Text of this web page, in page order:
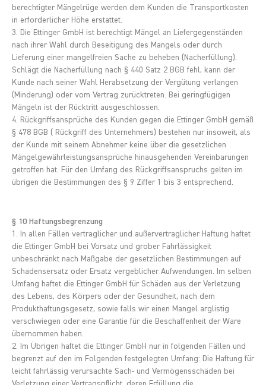
berechtigter Mängelrüge werden dem Kunden die Transportkosten
in erforderlicher Höhe erstattet.
3. Die Ettinger GmbH ist berechtigt Mängel an Liefergegenständen
nach ihrer Wahl durch Beseitigung des Mangels oder durch
Lieferung einer mangelfreien Sache zu beheben (Nacherfüllung).
Schlägt die Nacherfüllung nach § 440 Satz 2 BGB fehl, kann der
Kunde nach seiner Wahl Herabsetzung der Vergütung verlangen
(Minderung) oder vom Vertrag zurücktreten. Bei geringfügigen
Mängeln ist der Rücktritt ausgeschlossen.
4. Rückgriffsansprüche des Kunden gegen die Ettinger GmbH gemäß
§ 478 BGB ( Rückgriff des Unternehmers) bestehen nur insoweit, als
der Kunde mit seinem Abnehmer keine über die gesetzlichen
Mängelgewährleistungsansprüche hinausgehenden Vereinbarungen
getroffen hat. Für den Umfang des Rückgriffsanspruchs gelten im
übrigen die Bestimmungen des § 9 Ziffer 1 bis 3 entsprechend.
§ 10 Haftungsbegrenzung
1. In allen Fällen vertraglicher und außervertraglicher Haftung haftet
die Ettinger GmbH bei Vorsatz und grober Fahrlässigkeit
unbeschränkt nach Maßgabe der gesetzlichen Bestimmungen auf
Schadensersatz oder Ersatz vergeblicher Aufwendungen. Im selben
Umfang haftet die Ettinger GmbH für Schäden aus der Verletzung
des Lebens, des Körpers oder der Gesundheit, nach dem
Produkthaftungsgesetz, sowie falls wir einen Mangel arglistig
verschwiegen oder eine Garantie für die Beschaffenheit der Ware
übernommen haben.
2. Im Übrigen haftet die Ettinger GmbH nur in folgenden Fällen und
begrenzt auf den im Folgenden festgelegten Umfang: Die Haftung für
leicht fahrlässig verursachte Sach- und Vermögensschäden bei